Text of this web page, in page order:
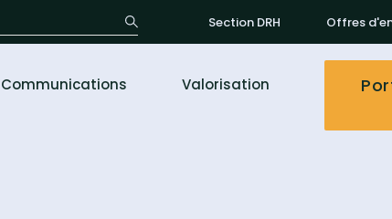
Section DRH Offres
Communications Valorisation